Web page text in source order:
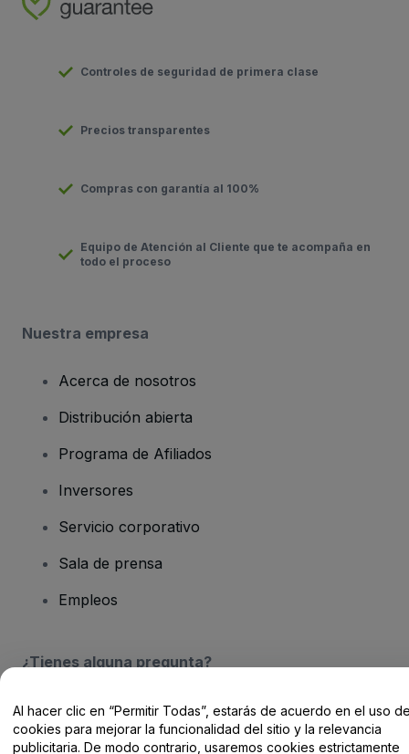
Controles de seguridad de primera clase
Precios transparentes
Compras con garantía al 100%
Equipo de Atención al Cliente que te acompaña en
todo el proceso
Nuestra empresa
Acerca de nosotros
Distribución abierta
Programa de Afiliados
Inversores
Servicio corporativo
Sala de prensa
Empleos
¿Tienes alguna pregunta?
Centro de Ayuda / Contacto
Al hacer clic en “Permitir Todas”, estarás de acuerdo en el uso
cookies para mejorar la funcionalidad del sitio y la relevancia
publicitaria. De modo contrario, usaremos cookies estrictamente